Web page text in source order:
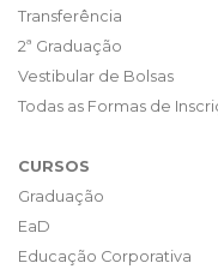
Transferência
2ª Graduação
Vestibular de Bolsas
Todas as Formas de
CURSOS
Graduação
EaD
Educação Corporativa